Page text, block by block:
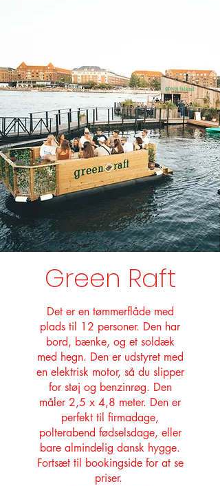
Green Raft
Det er en tømmerflåde med
plads til 12 personer. Den har
bord, bænke, og et soldæk
med hegn. Den er udstyret med
en elektrisk motor, så du slipper
for støj og benzinrøg. Den
måler 2,5 x 4,8 meter. Den er
perfekt til firmadage,
polterabend fødselsdage, eller
bare almindelig dansk hygge.
Fortsæt til bookingside for at se
priser.